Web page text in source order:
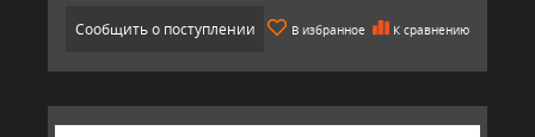
Сообщить о поступлении В избранное К сравнению